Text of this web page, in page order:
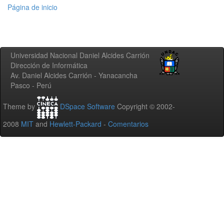
Página de inicio
Universidad Nacional Daniel Alcides Carrión
Dirección de Informática
Av. Daniel Alcides Carrión - Yanacancha
Pasco - Perú
Theme by DSpace Software Copyright © 2002-
2008 MIT and Hewlett-Packard - Comentarios